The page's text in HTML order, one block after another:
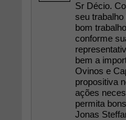
Sr Décio.
seu
bom
conforme
bem a
Ovinos e
propositiva
ações
permita
Jonas